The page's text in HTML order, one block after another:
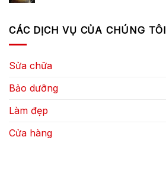
CÁC DỊCH VỤ CỦA CHÚNG TÔI
Sửa chữa
Bảo dưỡng
Làm đẹp
Cửa hàng